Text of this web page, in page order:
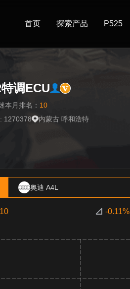
首页 探索产品 P525
调ECU
本月排名： 10
1270378
内蒙古 呼和浩特
奥迪 A4L
10 -0.11%